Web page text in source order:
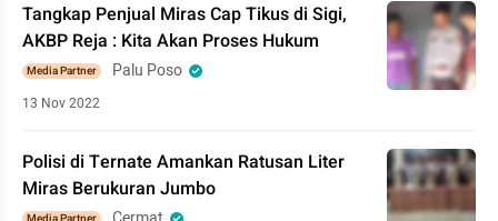
Tangkap Penjual Miras Cap Tikus di Sigi,
AKBP Reja : Kita Akan Proses Hukum
Media Partner Palu Poso
13 Nov 2022
Polisi di Ternate Amankan Ratusan Liter
Miras Berukuran Jumbo